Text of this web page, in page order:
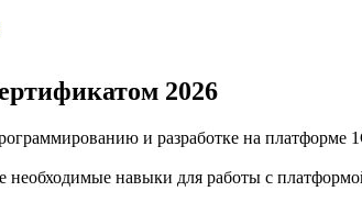
2026
и разработке на
необходимые навыки для работы с